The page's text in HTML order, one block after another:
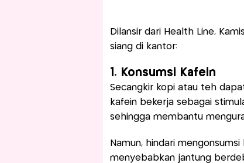
Dilansir dari Health Line,
siang di kantor:
1. Konsumsi Kafein
Secangkir kopi atau teh
kafein bekerja sebagai
sehingga membantu
Namun, hindari
menyebabkan jantung